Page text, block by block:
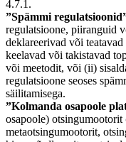
4.7.1.
”Spämmi
regulatsioone, piiranguid
deklareerivad või
keelavad või takistavad
või meetodit, või (ii)
regulatsioone seoses
säilitamisega.
”Kolmanda osapoole
osapoole) otsingumootorit
metaotsingumootorit,